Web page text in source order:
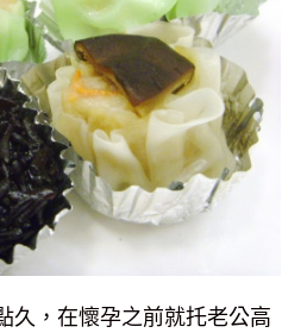
久，在懷孕之前就托老公高